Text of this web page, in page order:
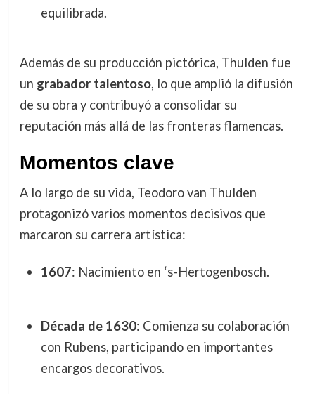
equilibrada.
Además de su producción pictórica, Thulden fue
un grabador talentoso, lo que amplió la difusión
de su obra y contribuyó a consolidar su
reputación más allá de las fronteras flamencas.
Momentos clave
A lo largo de su vida, Teodoro van Thulden
protagonizó varios momentos decisivos que
marcaron su carrera artística:
1607: Nacimiento en ‘s-Hertogenbosch.
Década de 1630: Comienza su colaboración
con Rubens, participando en importantes
encargos decorativos.